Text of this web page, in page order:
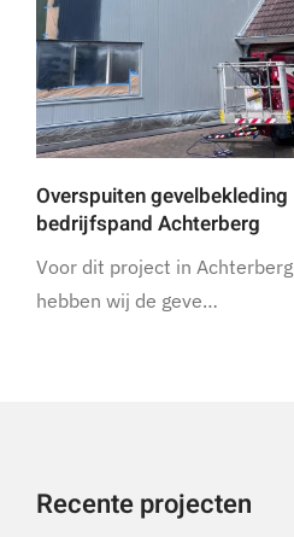
Overspuiten gevelbekleding
bedrijfspand Achterberg
Voor dit project in Achterberg
hebben wij de geve…
Recente projecten